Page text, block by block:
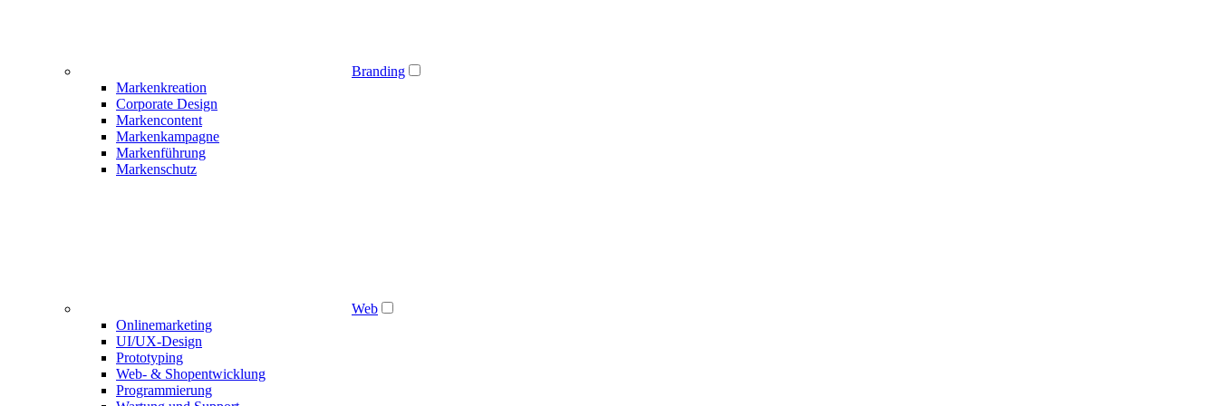
Branding
Markenkreation
Corporate Design
Markencontent
Markenkampagne
Markenführung
Markenschutz
Web
Onlinemarketing
UI/UX-Design
Prototyping
Web- & Shopentwicklung
Programmierung